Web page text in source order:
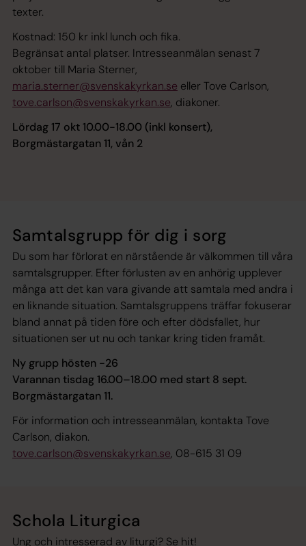
texter.
Kostnad: 150 kr inkl lunch och fika.
Begränsat antal platser. Intresseanmälan senast 7
oktober till Maria Sterner,
maria.sterner@svenskakyrkan.se eller Tove Carlson,
tove.carlson@svenskakyrkan.se, diakoner.
Lördag 17 okt 10.00-18.00 (inkl konsert),
Borgmästargatan 11, vån 2
Samtalsgrupp för dig i sorg
Du som har förlorat en närstående är välkommen till våra
samtalsgrupper. Efter förlusten av en anhörig upplever
många att det kan vara givande att samtala med andra i
en liknande situation. Samtalsgruppens träffar fokuserar
bland annat på tiden före och efter dödsfallet, hur
situationen ser ut nu och tankar kring tiden framåt.
Ny grupp hösten -26
Varannan tisdag 16.00–18.00 med start 8 sept.
Borgmästargatan 11.
För information och intresseanmälan, kontakta Tove
Carlson, diakon.
tove.carlson@svenskakyrkan.se, 08-615 31 09
Schola Liturgica
Ung och intresserad av liturgi? Se hit!